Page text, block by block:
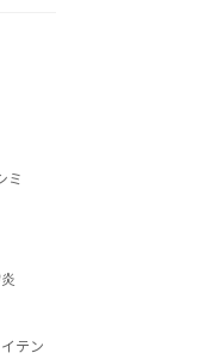
ミ
テン